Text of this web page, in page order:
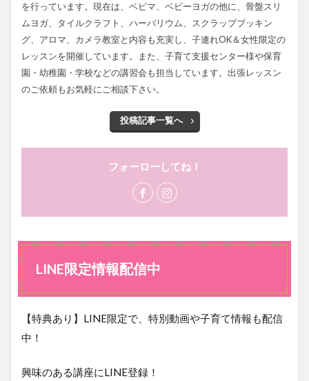
を行っています。現在は、ベビマ、ベビーヨガの他に、骨盤スリ
ムヨガ、タイルクラフト、ハーバリウム、スクラップブッキン
グ、アロマ、カメラ教室と内容も充実し、子連れOK＆女性限定の
レッスンを開催しています。また、子育て支援センター様や保育
園・幼稚園・学校などの講習会も担当しています。出張レッスン
のご依頼もお気軽にご相談下さい。
投稿記事一覧へ
フォーローしてね！
LINE限定情報配信中
【特典あり】LINE限定で、特別動画や子育て情報も配信
中！
興味のある講座にLINE登録！